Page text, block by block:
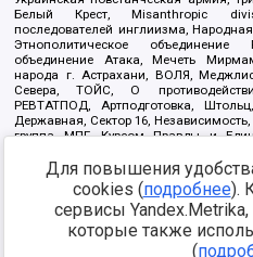
Белый Крест, Misanthropic
последователей инглиизма,
Этнополитическое объединение
объединение Атака, Мечеть
народа г. Астрахани, ВОЛЯ,
Севера, ТОЙС, О
РЕВТАТПОД, Артподготовка,
Державная, Сектор 16,
группа МПГ, Курсом Правды и
Благотворительный пансионат
Арестантское уголовное единство,
Дафа, Иртыш Ultras, Русский
Сибирский державный союз, Фонд
граждан, Штабы Навального, Совет
Для повышения
cookies (подробнее).
сервисы
которые также
(